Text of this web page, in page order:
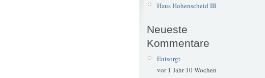
Haus Hohenscheid III
Neueste
Kommentare
Entsorgt
vor 1 Jahr 10 Wochen